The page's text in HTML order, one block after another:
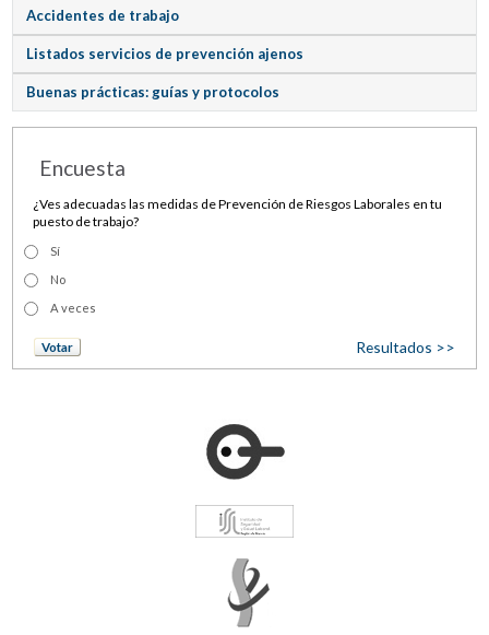
Accidentes de trabajo
Listados servicios de prevención ajenos
Buenas prácticas: guías y protocolos
Encuesta
¿Ves adecuadas las medidas de Prevención de Riesgos Laborales en tu
puesto de trabajo?
Sí
No
A veces
Resultados >>